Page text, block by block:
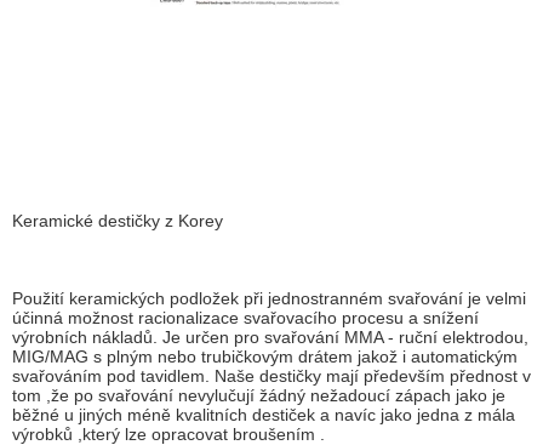
Keramické destičky z Korey
Použití keramických podložek při jednostranném svařování je velmi
účinná možnost racionalizace svařovacího procesu a snížení
výrobních nákladů. Je určen pro svařování MMA - ruční elektrodou,
MIG/MAG s plným nebo trubičkovým drátem jakož i automatickým
svařováním pod tavidlem. Naše destičky mají především přednost v
tom ,že po svařování nevylučují žádný nežadoucí zápach jako je
běžné u jiných méně kvalitních destiček a navíc jako jedna z mála
výrobků ,který lze opracovat broušením .